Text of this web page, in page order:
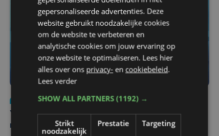
Nieuws
do 6 augustus | 21:30
Yaro (19), slachtoffer van vechtpartij, is na
maandenlange coma overleden
gepersonaliseerde advertenties. Deze
website gebruikt noodzakelijke cookies
om de website te verbeteren en
analytische cookies om jouw ervaring op
onze website te optimaliseren. Lees hier
alles over ons privacy- en cookiebeleid.
Lees verder
SHOW ALL PARTNERS(1192) →
Strikt
noodzakelijk
Prestatie Targeting